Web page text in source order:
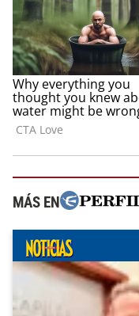
MÁS EN